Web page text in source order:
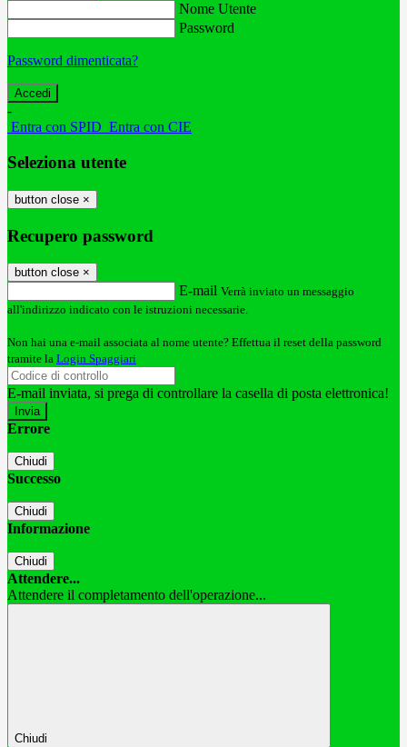
Nome Utente
Password
Password dimenticata?
-
Entra con SPID Entra con CIE
Seleziona utente
button close ×
Recupero password
button close ×
E-mail Verrà inviato un messaggio
all'indirizzo indicato con le istruzioni necessarie.
Non hai una e-mail associata al nome utente? Effettua il reset della password
tramite la Login Spaggiari
E-mail inviata, si prega di controllare la casella di posta elettronica!
Errore
Chiudi
Successo
Chiudi
Informazione
Chiudi
Attendere...
Attendere il completamento dell'operazione...
Chiudi